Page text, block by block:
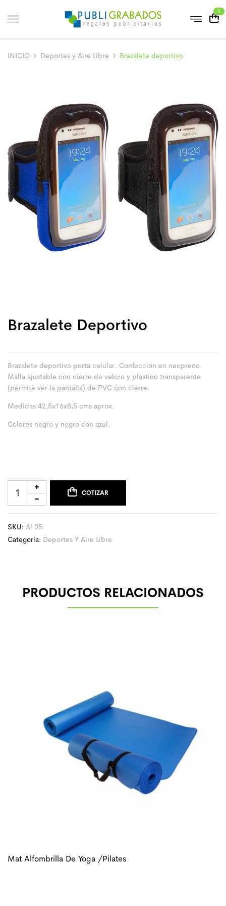
0
INICIO Deportes y Aire Libre Brazalete deportivo
Brazalete Deportivo
Brazalete deportivo porta celular. Confección en neopreno.
Malla ajustable con cierre de velcro y plástico transparente
(permite ver la pantalla) de PVC con cierre.
Medidas 42,5x16x8,5 cms aprox.
Colores negro y negro con azul.
COTIZAR
SKU: Al 05
Categoría: Deportes Y Aire Libre
PRODUCTOS RELACIONADOS
Mat Alfombrilla De Yoga /pilates